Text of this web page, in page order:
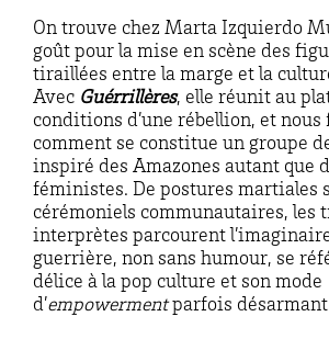
On trouve chez Marta Izquierdo
goût pour la mise en scène des
tiraillées entre la marge et la
Avec Guérrillères, elle réunit au
conditions d’une rébellion, et
comment se constitue un groupe
inspiré des Amazones autant que
féministes. De postures martiales
cérémoniels communautaires, les
interprètes parcourent
guerrière, non sans humour, se
délice à la pop culture et son mode
d’empowermentparfois